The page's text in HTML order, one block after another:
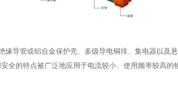
缘导管或铝合金保护壳、多级导电铜排、集电器以及
全的特点被广泛地应用于电流较小、使用频率较高的